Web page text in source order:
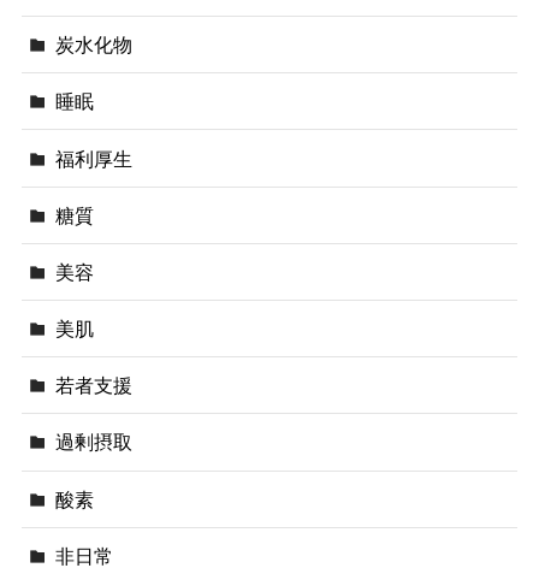
炭水化物
睡眠
福利厚生
糖質
美容
美肌
若者支援
過剰摂取
酸素
非日常